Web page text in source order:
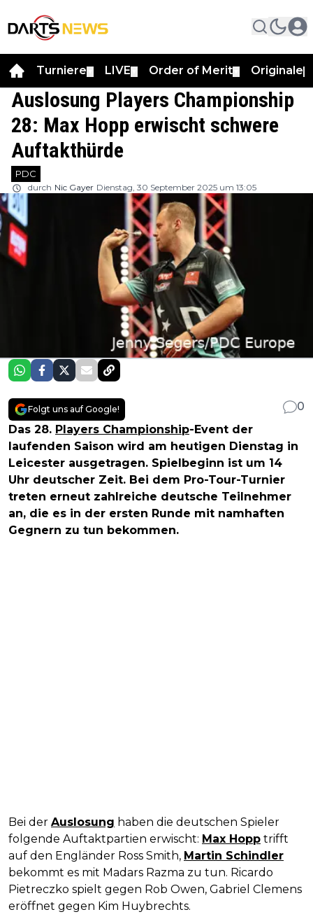
Turniere LIVE Order of Merit Originale
Auslosung Players Championship
28: Max Hopp erwischt schwere
Auftakthürde
PDC
durch Nic Gayer Dienstag, 30 September 2025 um 13:05
Folgt uns auf Google!
0
Das 28. Players Championship-Event der
laufenden Saison wird am heutigen Dienstag in
Leicester ausgetragen. Spielbeginn ist um 14
Uhr deutscher Zeit. Bei dem Pro-Tour-Turnier
treten erneut zahlreiche deutsche Teilnehmer
an, die es in der ersten Runde mit namhaften
Gegnern zu tun bekommen.
Bei der Auslosung haben die deutschen Spieler
folgende Auftaktpartien erwischt: Max Hopp trifft
auf den Engländer Ross Smith, Martin Schindler
bekommt es mit Madars Razma zu tun. Ricardo
Pietreczko spielt gegen Rob Owen, Gabriel Clemens
eröffnet gegen Kim Huybrechts.